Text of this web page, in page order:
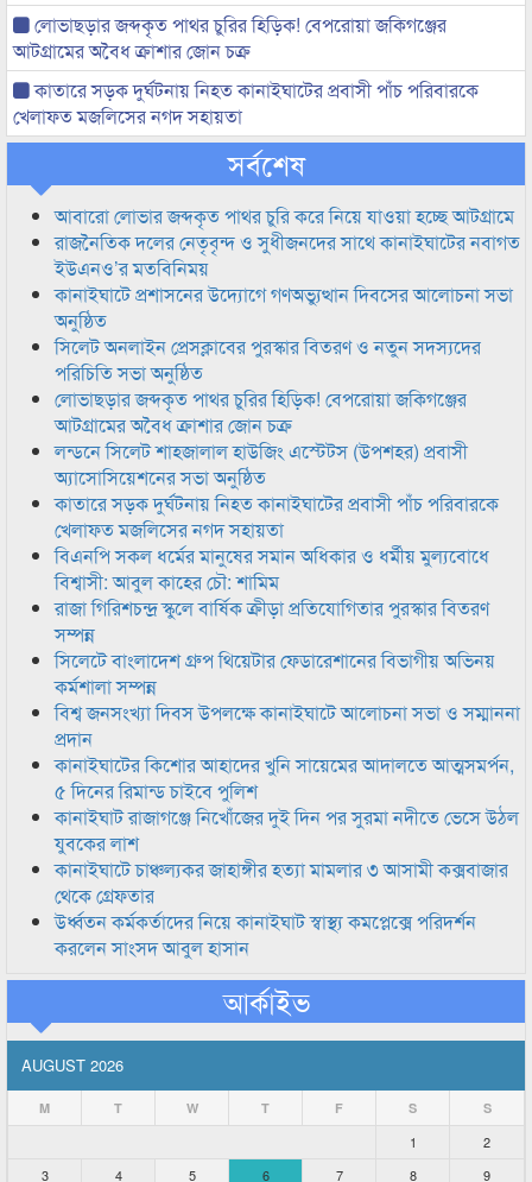
লোভাছড়ার জব্দকৃত পাথর চুরির হিড়িক! বেপরোয়া জকিগঞ্জের
আটগ্রামের অবৈধ ক্রাশার জোন চক্র
কাতারে সড়ক দুর্ঘটনায় নিহত কানাইঘাটের প্রবাসী পাঁচ পরিবারকে
খেলাফত মজলিসের নগদ সহায়তা
সর্বশেষ
আবারো লোভার জব্দকৃত পাথর চুরি করে নিয়ে যাওয়া হচ্ছে আটগ্রামে
রাজনৈতিক দলের নেতৃবৃন্দ ও সুধীজনদের সাথে কানাইঘাটের নবাগত
ইউএনও’র মতবিনিময়
কানাইঘাটে প্রশাসনের উদ্যোগে গণঅভ্যুত্থান দিবসের আলোচনা সভা
অনুষ্ঠিত
সিলেট অনলাইন প্রেসক্লাবের পুরস্কার বিতরণ ও নতুন সদস্যদের
পরিচিতি সভা অনুষ্ঠিত
লোভাছড়ার জব্দকৃত পাথর চুরির হিড়িক! বেপরোয়া জকিগঞ্জের
আটগ্রামের অবৈধ ক্রাশার জোন চক্র
লন্ডনে সিলেট শাহজালাল হাউজিং এস্টেটস (উপশহর) প্রবাসী
অ্যাসোসিয়েশনের সভা অনুষ্ঠিত
কাতারে সড়ক দুর্ঘটনায় নিহত কানাইঘাটের প্রবাসী পাঁচ পরিবারকে
খেলাফত মজলিসের নগদ সহায়তা
বিএনপি সকল ধর্মের মানুষের সমান অধিকার ও ধর্মীয় মুল্যবোধে
বিশ্বাসী: আবুল কাহের চৌ: শামিম
রাজা গিরিশচন্দ্র স্কুলে বার্ষিক ক্রীড়া প্রতিযোগিতার পুরস্কার বিতরণ
সম্পন্ন
সিলেটে বাংলাদেশ গ্রুপ থিয়েটার ফেডারেশানের বিভাগীয় অভিনয়
কর্মশালা সম্পন্ন
বিশ্ব জনসংখ্যা দিবস উপলক্ষে কানাইঘাটে আলোচনা সভা ও সম্মাননা
প্রদান
কানাইঘাটের কিশোর আহাদের খুনি সায়েমের আদালতে আত্মসমর্পন,
৫ দিনের রিমান্ড চাইবে পুলিশ
কানাইঘাট রাজাগঞ্জে নিখোঁজের দুই দিন পর সুরমা নদীতে ভেসে উঠল
যুবকের লাশ
কানাইঘাটে চাঞ্চল্যকর জাহাঙ্গীর হত্যা মামলার ৩ আসামী কক্সবাজার
থেকে গ্রেফতার
উর্ধ্বতন কর্মকর্তাদের নিয়ে কানাইঘাট স্বাস্থ্য কমপ্লেক্সে পরিদর্শন
করলেন সাংসদ আবুল হাসান
আর্কাইভ
AUGUST 2026
M T W T F S S
1
2
3
4 5 6 7 8 9